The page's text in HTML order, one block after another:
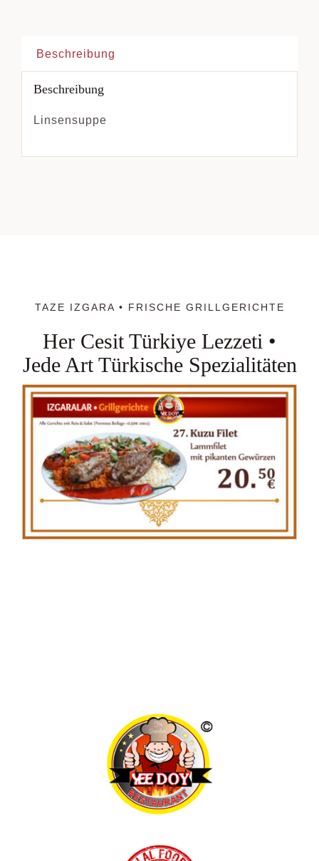
Beschreibung
Beschreibung
Linsensuppe
TAZE IZGARA • FRISCHE GRILLGERICHTE
Her Cesit Türkiye Lezzeti •
Jede Art Türkische Spezialitäten